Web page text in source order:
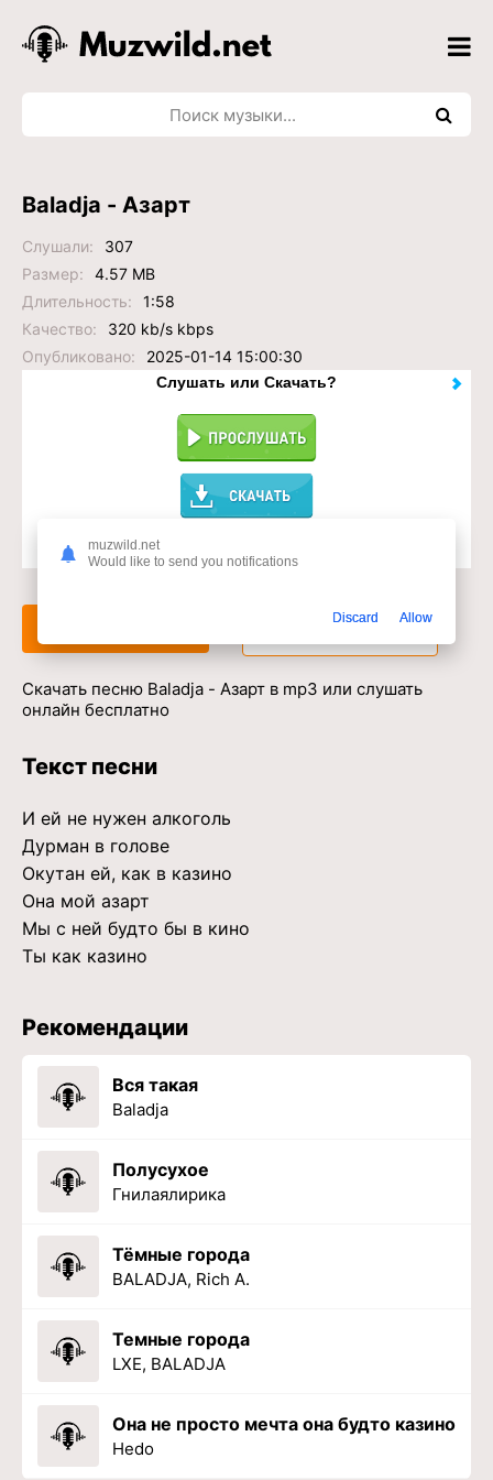
Baladja - Азарт
Слушали:
307
Размер:
4.57 MB
Длительность:
1:58
Качество:
320 kb/s kbps
Опубликовано:
2025-01-14 15:00:30
Слушать или Скачать?
Доступ к музыкальному сервису
Скачать
Скачать песню Baladja - Азарт в mp3 или слушать
онлайн бесплатно
Текст песни
И ей не нужен алкоголь
Дурман в голове
Окутан ей, как в казино
Она мой азарт
Мы с ней будто бы в кино
Ты как казино
Рекомендации
Вся такая
Baladja
Полусухое
Гнилаялирика
Тёмные города
BALADJA, Rich A.
Темные города
LXE, BALADJA
Она не просто мечта она будто казино
Hedo
muzwild.net
Would like to send you notifications
Discard Allow